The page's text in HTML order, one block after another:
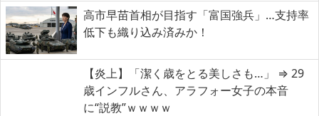
高市早苗首相が目指す「富国強兵」…支持率
低下も織り込み済みか！
【炎上】「潔く歳をとる美しさも…」 ⇒ 29
歳インフルさん、アラフォー女子の本音
に“説教”ｗｗｗｗ